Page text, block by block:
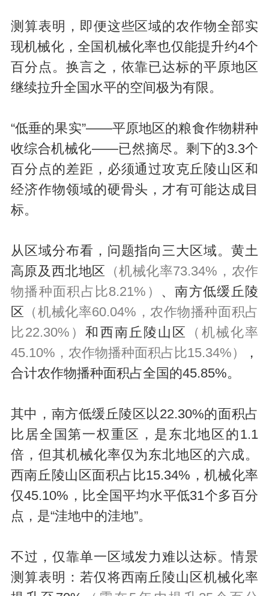
测算表明，即便这些区域的农作物全部实
现机械化，全国机械化率也仅能提升约4个
百分点。换言之，依靠已达标的平原地区
继续拉升全国水平的空间极为有限。
“低垂的果实”——平原地区的粮食作物耕种
收综合机械化——已然摘尽。剩下的3.3个
百分点的差距，必须通过攻克丘陵山区和
经济作物领域的硬骨头，才有可能达成目
标。
从区域分布看，问题指向三大区域。黄土
高原及西北地区
（机械化率73.34%，农作
物播种面积占比8.21%） 、南方低缓丘陵
区
（机械化率60.04%，农作物播种面积占
比22.30%）和西南丘陵山区
（机械化率
45.10%，农作物播种面积占比15.34%）
，
合计农作物播种面积占全国的45.85%。
其中，南方低缓丘陵区以22.30%的面积占
比居全国第一权重区，是东北地区的1.1
倍，但其机械化率仅为东北地区的六成。
西南丘陵山区面积占比15.34%，机械化率
仅45.10%，比全国平均水平低31个多百分
点，是“洼地中的洼地”。
不过，仅靠单一区域发力难以达标。情景
测算表明：若仅将西南丘陵山区机械化率